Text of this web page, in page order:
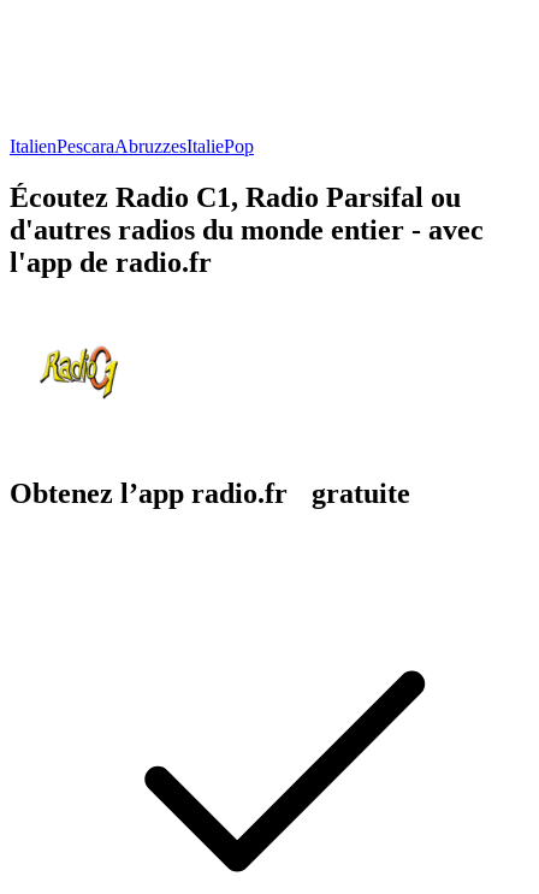
ItalienPescaraAbruzzesItaliePop
Écoutez Radio C1, Radio Parsifal ou
d'autres radios du monde entier - avec
l'app de radio.fr
Obtenez l’app radio.fr gratuite